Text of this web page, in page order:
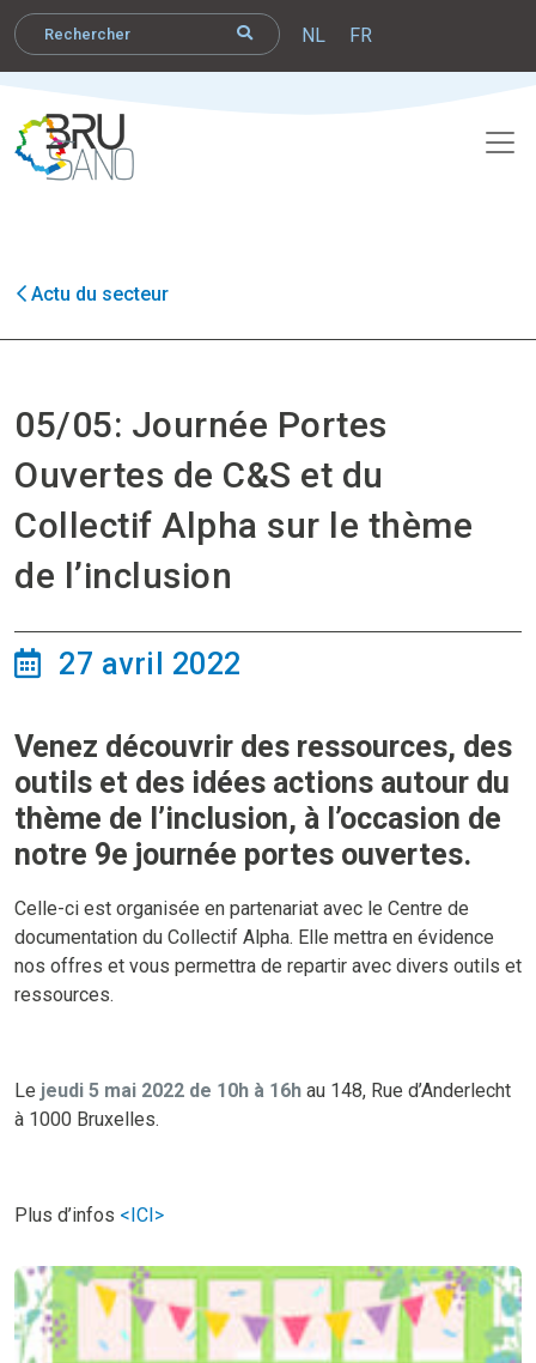
NL FR
Actu du secteur
05/05: Journée Portes
Ouvertes de C&S et du
Collectif Alpha sur le thème
de l’inclusion
27 avril 2022
Venez découvrir des ressources, des
outils et des idées actions autour du
thème de l’inclusion, à l’occasion de
notre 9e journée portes ouvertes.
Celle-ci est organisée en partenariat avec le Centre de
documentation du Collectif Alpha. Elle mettra en évidence
nos offres et vous permettra de repartir avec divers outils et
ressources.
Le jeudi 5 mai 2022 de 10h à 16h au 148, Rue d’Anderlecht
à 1000 Bruxelles.
Plus d’infos <ICI>